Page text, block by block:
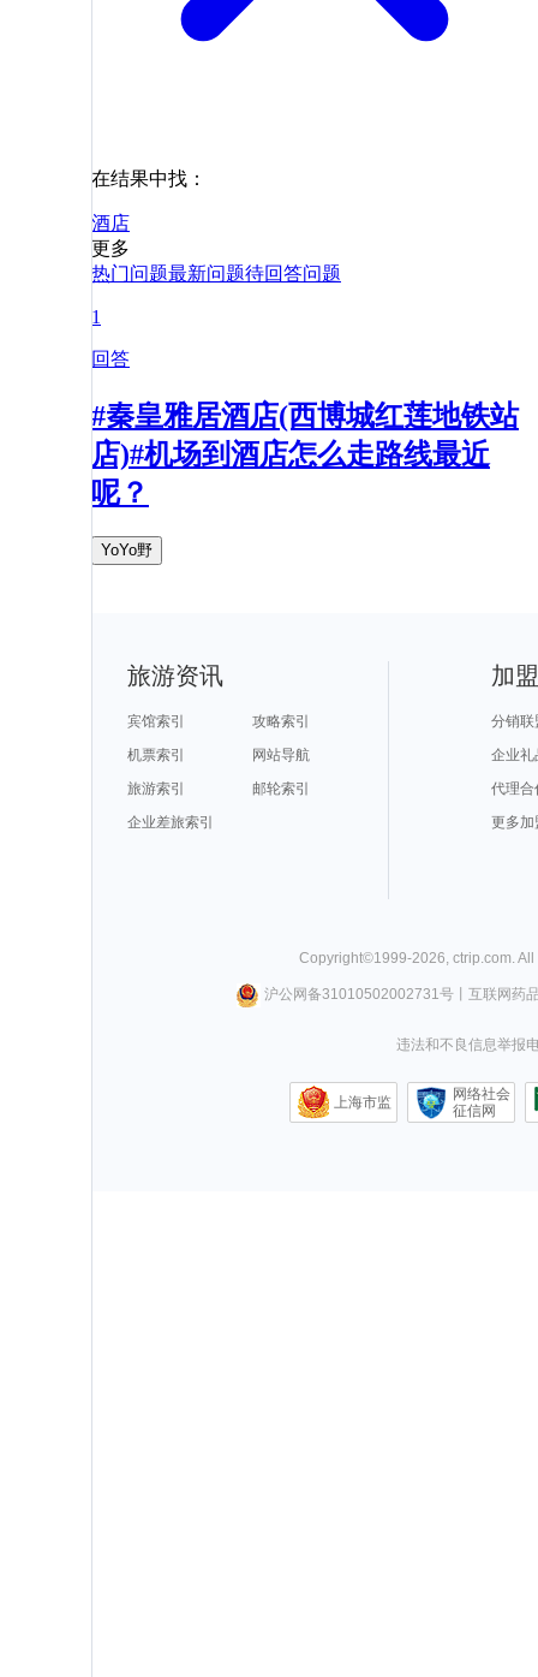
在结果中找：
酒店
更多
热门问题最新问题待回答问题
1
回答
#秦皇雅居酒店(西博城红莲地铁站
店)#机场到酒店怎么走路线最近
呢？
YoYo野
旅游资讯
宾馆索引
攻略索引
机票索引
网站导航
旅游索引
邮轮索引
企业差旅索引
加
分销联
企业礼
代理合
更多加
Copyright©1999-2026 ctrip.com .
沪公网备31010502002731号丨 互联网药
违法和不良信息举报
上海市监
网络社会
征信网